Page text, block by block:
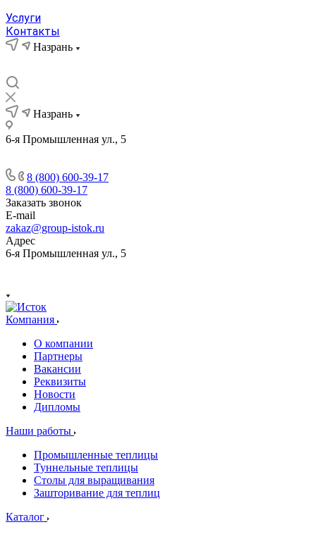
Услуги
Контакты
Назрань
Назрань
6-я Промышленная ул., 5
8 (800) 600-39-17
8 (800) 600-39-17
Заказать звонок
E-mail
zakaz@group-istok.ru
Адрес
6-я Промышленная ул., 5
Компания
О компании
Партнеры
Вакансии
Реквизиты
Новости
Дипломы
Наши работы
Промышленные теплицы
Туннельные теплицы
Столы для выращивания
Зашторивание для теплиц
Каталог